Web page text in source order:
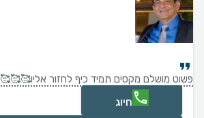
פשוט מושלם מקסים תמיד כיף לחזור
חיוג